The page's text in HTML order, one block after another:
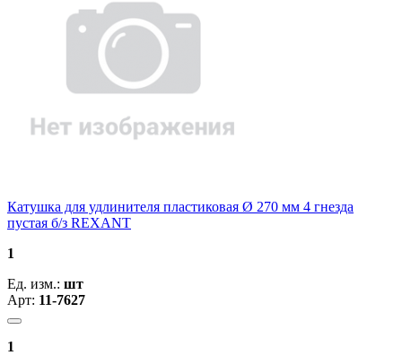
Катушка для удлинителя пластиковая Ø 270 мм 4 гнезда
пустая б/з REXANT
1
Ед. изм.: шт
Арт: 11-7627
1